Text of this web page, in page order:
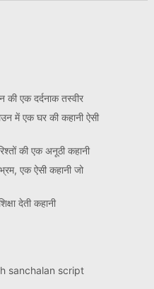
की एक दर्दनाक तस्वीर
में एक घर की कहानी ऐसी
की एक अनूठी कहानी
एक ऐसी कहानी जो
देती कहानी
sanchalan script